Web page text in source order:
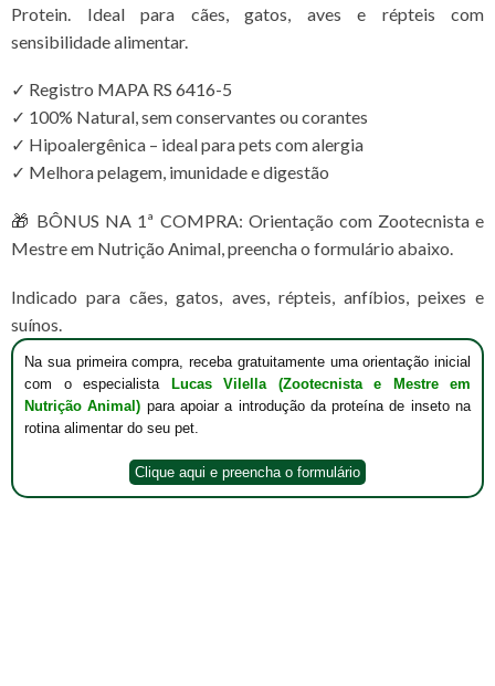
Protein. Ideal para cães, gatos, aves e répteis com
sensibilidade alimentar.
✓ Registro MAPA RS 6416-5
✓ 100% Natural, sem conservantes ou corantes
✓ Hipoalergênica – ideal para pets com alergia
✓ Melhora pelagem, imunidade e digestão
🎁 BÔNUS NA 1ª COMPRA: Orientação com Zootecnista e
Mestre em Nutrição Animal, preencha o formulário abaixo.
Indicado para cães, gatos, aves, répteis, anfíbios, peixes e
suínos.
Na sua primeira compra, receba gratuitamente uma orientação inicial
com o especialista Lucas Vilella (Zootecnista e Mestre em
Nutrição Animal) para apoiar a introdução da proteína de inseto na
rotina alimentar do seu pet.
Clique aqui e preencha o formulário